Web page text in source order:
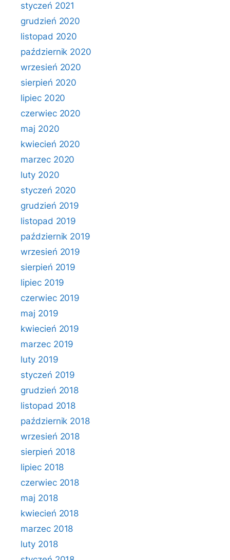
styczeń 2021
grudzień 2020
listopad 2020
październik 2020
wrzesień 2020
sierpień 2020
lipiec 2020
czerwiec 2020
maj 2020
kwiecień 2020
marzec 2020
luty 2020
styczeń 2020
grudzień 2019
listopad 2019
październik 2019
wrzesień 2019
sierpień 2019
lipiec 2019
czerwiec 2019
maj 2019
kwiecień 2019
marzec 2019
luty 2019
styczeń 2019
grudzień 2018
listopad 2018
październik 2018
wrzesień 2018
sierpień 2018
lipiec 2018
czerwiec 2018
maj 2018
kwiecień 2018
marzec 2018
luty 2018